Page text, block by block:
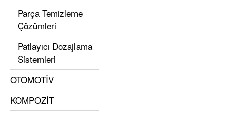
Parça Temizleme
Çözümleri
Patlayıcı Dozajlama
Sistemleri
OTOMOTİV
KOMPOZİT